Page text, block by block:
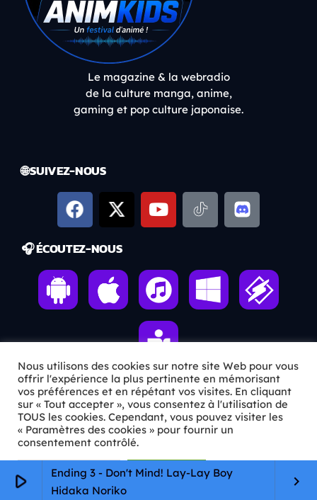
play_arrow
Ending 3 - Don't Mind! Lay-Lay Boy
Hidaka Noriko
keyboard_arrow_right
Le magazine & la webradio
de la culture manga, anime,
gaming et pop culture japonaise.
🌐 SUIVEZ-NOUS
🎧 ÉCOUTEZ-NOUS
ℹ️ INFOS PRATIQUES
✉️Contact
🦊Qui sommes-nous ?
📄
Mentions légales
Nous utilisons des cookies sur notre site Web pour vous
offrir l'expérience la plus pertinente en mémorisant
vos préférences et en répétant vos visites. En cliquant
sur « Tout accepter », vous consentez à l'utilisation de
TOUS les cookies. Cependant, vous pouvez visiter les
« Paramètres des cookies » pour fournir un
consentement contrôlé.
Paramètres Cookie Tout accepter